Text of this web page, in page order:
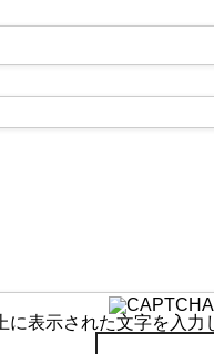
上に表示された文字を入力